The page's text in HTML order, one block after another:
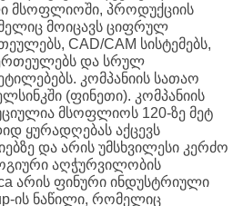
მსოფლიოში, პროდუქციის
მოიცავს ციფრულ
CAD/CAM სისტემებს,
და სრულ
კომპანიის სათაო
(ფინეთი). კომპანიის
მსოფლიოს 120-ზე მეტ
ყურადღებას აქცევს
და არის უმსხვილესი კერძო
აღჭურვილობის
არის ფინური ინდუსტრიული
ის ნაწილი, რომელიც